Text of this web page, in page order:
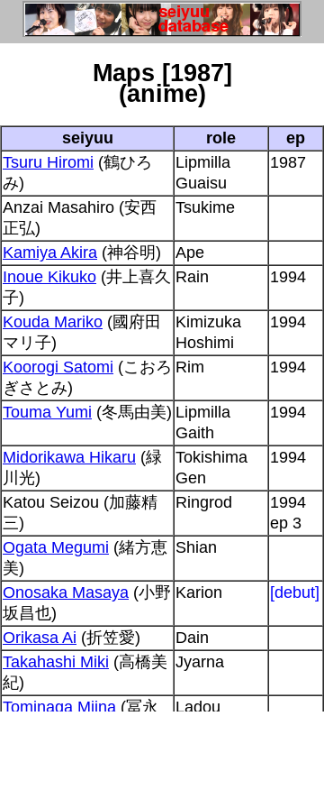
Maps [1987]
(anime)
seiyuu role
ep
Tsuru Hiromi (鶴ひろ
み)
Lipmilla
Guaisu
1987
Anzai Masahiro (安西
正弘)
Tsukime
Kamiya Akira (神谷明)
Ape
Inoue Kikuko (井上喜久
子)
Rain 1994
Kouda Mariko (國府田
マリ子)
Kimizuka
Hoshimi
1994
Koorogi Satomi (こおろ
ぎさとみ)
Rim 1994
Touma Yumi (冬馬由美) Lipmilla
Gaith
1994
Midorikawa Hikaru (緑
川光)
Tokishima
Gen
1994
Katou Seizou (加藤精
三)
Ringrod
1994
ep 3
Ogata Megumi (緒方恵
美)
Shian
Onosaka Masaya (小野
坂昌也)
Karion [debut]
Orikasa Ai (折笠愛)
Dain
Takahashi Miki (高橋美
紀)
Jyarna
Tominaga Miina (冨永
Ladou